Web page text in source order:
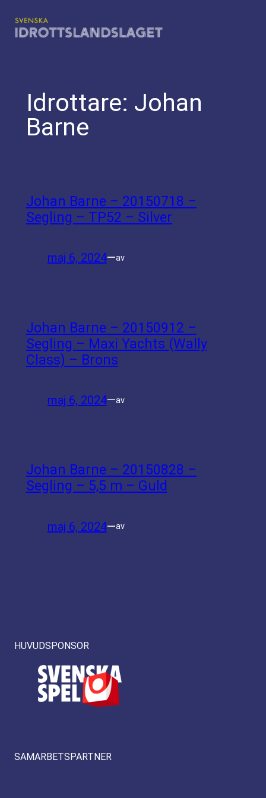
till
Idrottare: Johan
Barne
Johan Barne – 20150718 –
Segling – TP52 – Silver
maj 6, 2024—av
Johan Barne – 20150912 –
Segling – Maxi Yachts (Wally
Class) – Brons
maj 6, 2024—av
Johan Barne – 20150828 –
Segling – 5,5 m – Guld
maj 6, 2024—av
HUVUDSPONSOR
SAMARBETSPARTNER